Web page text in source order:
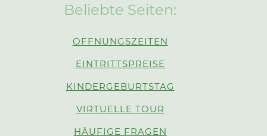
Beliebte Seiten:
ÖFFNUNGSZEITEN
EINTRITTSPREISE
KINDERGEBURTSTAG
VIRTUELLE TOUR
HÄUFIGE FRAGEN